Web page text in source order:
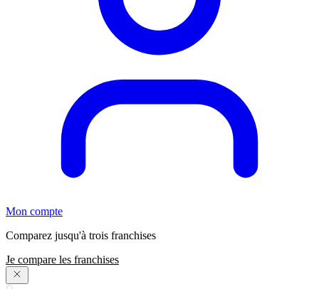
Mon compte
Comparez jusqu'à trois franchises
Je compare les franchises